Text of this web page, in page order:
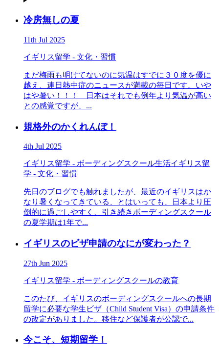
冷房無しの夏
11th Jul 2025
イギリス留学 - 文化・習慣
まだ梅雨も明けてないのに気温はすでに３０度を優に
越え、連日熱中症のニュースが満載の毎日です。いや
はや暑い！！！ 日本はそれでも例年より気温が高い
との感覚ですが、...
規格外のかくれんぼ！
4th Jul 2025
イギリス留学 - ボーディングスクール生活イギリス留
学 - 文化・習慣
先日のブログでも触れましたが、最近のイギリスはか
なり暑くなってきている、とはいっても、日本より圧
倒的に過ごしやすく、引き続きボーディングスクール
の夏学期は1年で...
イギリスのビザ申請のなにが変わった？
27th Jun 2025
イギリス留学 - ボーディングスクールの教育
このたび、イギリスのボーディングスクールへの長期
留学に必要な学生ビザ（Child Student Visa）の申請条件
の改定がありました。移住など保護者が公認で...
今こそ、短期留学！